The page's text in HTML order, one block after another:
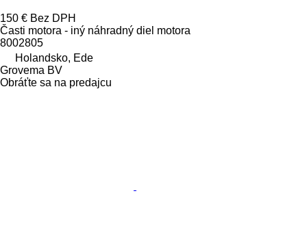
150 € Bez DPH
Časti motora - iný náhradný diel motora
8002805
Holandsko, Ede
Grovema BV
Obráťte sa na predajcu